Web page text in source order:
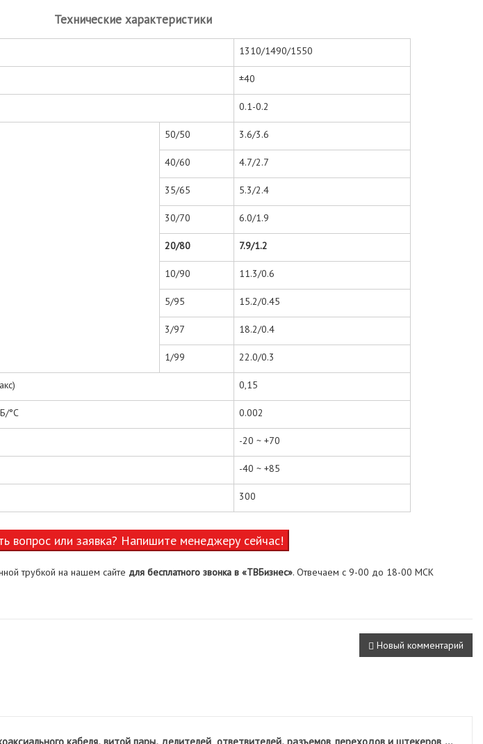
Технические характеристики
1310/1490/1550
±40
0.1-0.2
50/50 3.6/3.6
40/60 4.7/2.7
35/65 5.3/2.4
30/70 6.0/1.9
20/80 7.9/1.2
10/90 11.3/0.6
5/95 15.2/0.45
3/97 18.2/0.4
1/99 22.0/0.3
0,15
°С 0.002
-20 ~ +70
-40 ~ +85
300
вопрос или заявка? Напишите менеджеру сейчас!
трубкой на нашем сайте для бесплатного звонка в «ТВБизнес». Отвечаем с 9-00 до 18-00 МСК
Новый комментарий